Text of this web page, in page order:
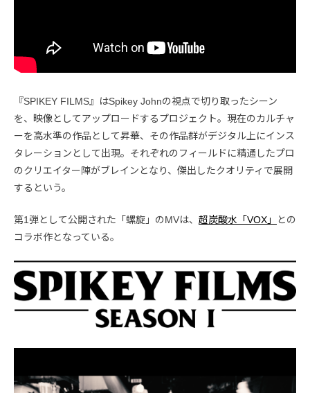
『SPIKEY FILMS』はSpikey Johnの視点で切り取ったシーン
を、映像としてアップロードするプロジェクト。現在のカルチャ
ーを高水準の作品として昇華、その作品群がデジタル上にインス
タレーションとして出現。それぞれのフィールドに精通したプロ
のクリエイター陣がブレインとなり、傑出したクオリティで展開
するという。
第1弾として公開された「螺旋」のMVは、 超炭酸水「VOX」
との
コラボ作となっている。